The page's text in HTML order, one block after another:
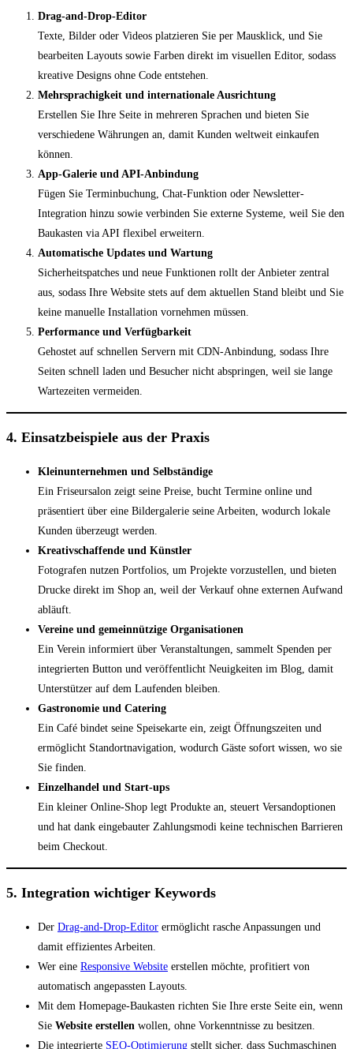
Drag-and-Drop-Editor
Texte, Bilder oder Videos platzieren Sie per Mausklick, und Sie
bearbeiten Layouts sowie Farben direkt im visuellen Editor, sodass
kreative Designs ohne Code entstehen.
Mehrsprachigkeit und internationale Ausrichtung
Erstellen Sie Ihre Seite in mehreren Sprachen und bieten Sie
verschiedene Währungen an, damit Kunden weltweit einkaufen
können.
App-Galerie und API-Anbindung
Fügen Sie Terminbuchung, Chat-Funktion oder Newsletter-
Integration hinzu sowie verbinden Sie externe Systeme, weil Sie den
Baukasten via API flexibel erweitern.
Automatische Updates und Wartung
Sicherheitspatches und neue Funktionen rollt der Anbieter zentral
aus, sodass Ihre Website stets auf dem aktuellen Stand bleibt und Sie
keine manuelle Installation vornehmen müssen.
Performance und Verfügbarkeit
Gehostet auf schnellen Servern mit CDN-Anbindung, sodass Ihre
Seiten schnell laden und Besucher nicht abspringen, weil sie lange
Wartezeiten vermeiden.
4. Einsatzbeispiele aus der Praxis
Kleinunternehmen und Selbständige
Ein Friseursalon zeigt seine Preise, bucht Termine online und
präsentiert über eine Bildergalerie seine Arbeiten, wodurch lokale
Kunden überzeugt werden.
Kreativschaffende und Künstler
Fotografen nutzen Portfolios, um Projekte vorzustellen, und bieten
Drucke direkt im Shop an, weil der Verkauf ohne externen Aufwand
abläuft.
Vereine und gemeinnützige Organisationen
Ein Verein informiert über Veranstaltungen, sammelt Spenden per
integrierten Button und veröffentlicht Neuigkeiten im Blog, damit
Unterstützer auf dem Laufenden bleiben.
Gastronomie und Catering
Ein Café bindet seine Speisekarte ein, zeigt Öffnungszeiten und
ermöglicht Standortnavigation, wodurch Gäste sofort wissen, wo sie
Sie finden.
Einzelhandel und Start-ups
Ein kleiner Online-Shop legt Produkte an, steuert Versandoptionen
und hat dank eingebauter Zahlungsmodi keine technischen Barrieren
beim Checkout.
5. Integration wichtiger Keywords
Der Drag-and-Drop-Editor ermöglicht rasche Anpassungen und
damit effizientes Arbeiten.
Wer eine Responsive Website erstellen möchte, profitiert von
automatisch angepassten Layouts.
Mit dem Homepage-Baukasten richten Sie Ihre erste Seite ein, wenn
Sie Website erstellen wollen, ohne Vorkenntnisse zu besitzen.
Die integrierte SEO-Optimierung stellt sicher, dass Suchmaschinen